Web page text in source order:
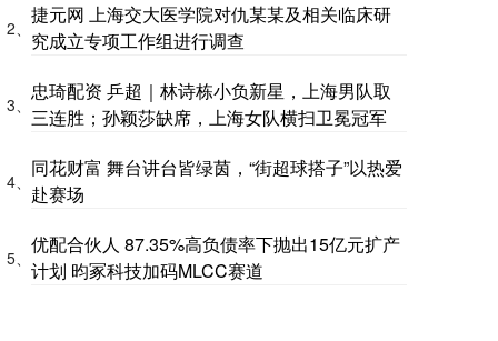
2、
捷元网 上海交大医学院对仇某某及相关临床研
究成立专项工作组进行调查
3、
忠琦配资 乒超｜林诗栋小负新星，上海男队取
三连胜；孙颖莎缺席，上海女队横扫卫冕冠军
4、
同花财富 舞台讲台皆绿茵，“街超球搭子”以热爱
赴赛场
5、
优配合伙人 87.35%高负债率下抛出15亿元扩产
计划 昀冢科技加码MLCC赛道